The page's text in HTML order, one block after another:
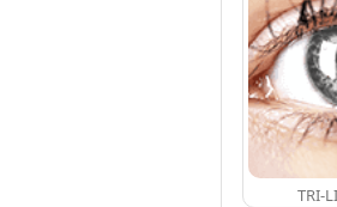
TRI-